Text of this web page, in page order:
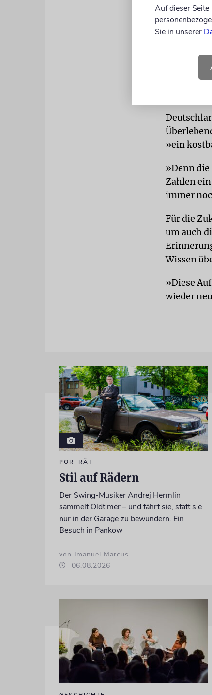
»ein
»Denn
Zahlen ein
immer
Für die
um auch
Wissen
»Diese
wieder
PORTRÄT
Stil auf Rädern
Der Swing-Musiker Andrej Hermlin
sammelt Oldtimer – und fährt sie, statt sie
nur in der Garage zu bewundern. Ein
Besuch in Pankow
von Imanuel Marcus
06.08.2026
Auf dieser
Sie in unserer